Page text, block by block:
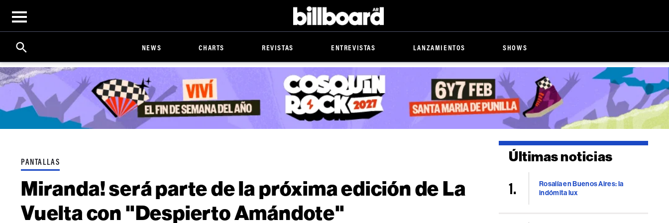
Open
menu
Billboard
Search
Click
Expand
Search
Input
NEWS CHARTS REVISTAS ENTREVISTAS LANZAMIENTOS SHOWS
PANTALLAS
Miranda! será parte de la próxima edición de La
Vuelta con "Despierto Amándote"
Últimas noticias
Rosalía en Buenos Aires: la
indómita lux